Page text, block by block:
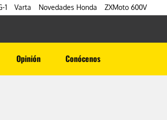
1 Varta Novedades Honda ZXMoto 600V
Opinión Conócenos